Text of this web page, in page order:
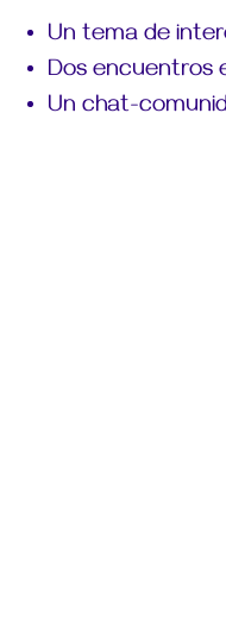
Un tema de
Dos encuentros
Un chat-